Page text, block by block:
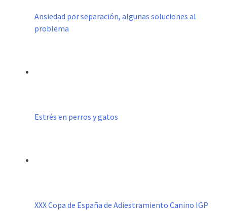
Ansiedad por separación, algunas soluciones al
problema
Estrés en perros y gatos
XXX Copa de España de Adiestramiento Canino IGP